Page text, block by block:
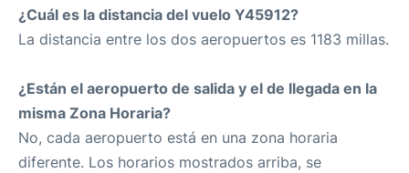
¿Cuál es la distancia del vuelo Y45912?
La distancia entre los dos aeropuertos es 1183 millas.
¿Están el aeropuerto de salida y el de llegada en la
misma Zona Horaria?
No, cada aeropuerto está en una zona horaria
diferente. Los horarios mostrados arriba, se